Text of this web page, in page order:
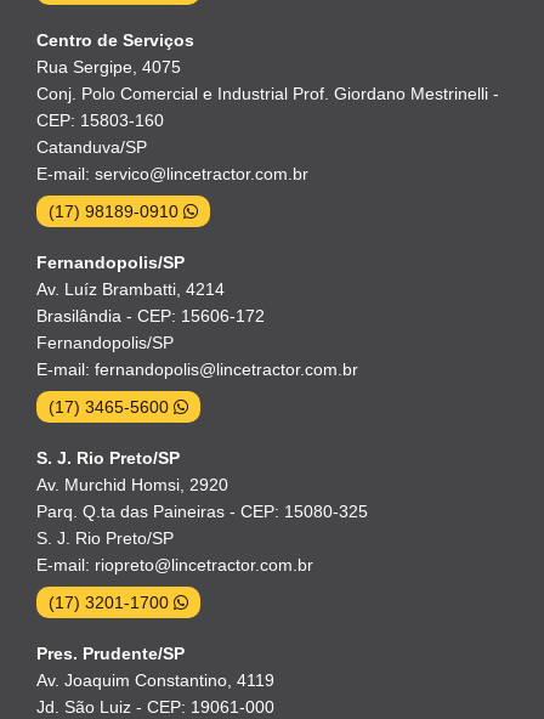
Centro de Serviços
Rua Sergipe, 4075
Conj. Polo Comercial e Industrial Prof. Giordano Mestrinelli -
CEP: 15803-160
Catanduva/SP
E-mail: servico@lincetractor.com.br
(17) 98189-0910
Fernandopolis/SP
Av. Luíz Brambatti, 4214
Brasilândia - CEP: 15606-172
Fernandopolis/SP
E-mail: fernandopolis@lincetractor.com.br
(17) 3465-5600
S. J. Rio Preto/SP
Av. Murchid Homsi, 2920
Parq. Q.ta das Paineiras - CEP: 15080-325
S. J. Rio Preto/SP
E-mail: riopreto@lincetractor.com.br
(17) 3201-1700
Pres. Prudente/SP
Av. Joaquim Constantino, 4119
Jd. São Luiz - CEP: 19061-000